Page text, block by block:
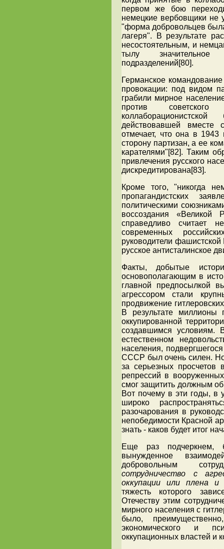
первом же бою
немецкие вербовщики не
"форма добровольцев
лагеря". В результате
несостоятельным, и
тылу значительное
подразделений[80].
Германское
провокации: под видом
грабили мирное
против
действовавшей
отмечает, что она в
сторону партизан, а ее
карателями"[82]. Таким
привлечения русского
дискредитирована[83].
Кроме того, "никогда
пропагандистских
политическими
воссоздания «Великой
справедливо считает
современных
руководители фашистской
русское антисталинское
Факты, добытые
основополагающим в
главной предпосылкой
агрессором стали
продвижение
В результате
оккупированной
создавшимся условиям.
естественном
населения,
СССР был очень силен. Но
за серьезных просчетов
репрессий в
смог защитить должным
Вот почему в эти годы, в
широко
разочарования в
непобедимости Красной
знать - каков будет итог
Еще раз подчеркнем,
вынужденное
добровольным
сотрудничество с
оккупации или плена и
тяжесть которого
Отечеству этим
мирного населения с
было,
экономического и
оккупационных властей и